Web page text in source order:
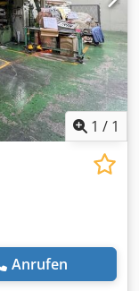
1 / 1
Anrufen